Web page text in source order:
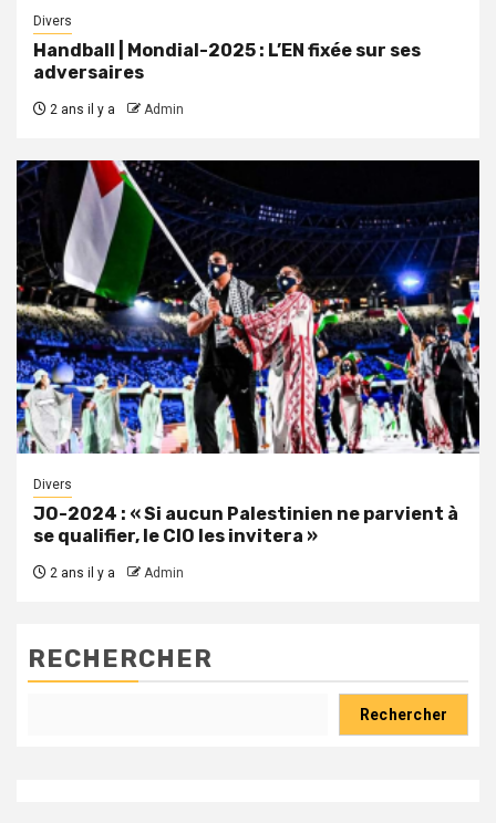
Divers
Handball | Mondial-2025 : L’EN fixée sur ses
adversaires
2 ans il y a Admin
Divers
JO-2024 : « Si aucun Palestinien ne parvient à
se qualifier, le CIO les invitera »
2 ans il y a Admin
RECHERCHER
Rechercher